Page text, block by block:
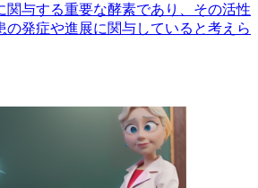
関与する重要な酵素であり、その活性
の発症や進展に関与していると考えら